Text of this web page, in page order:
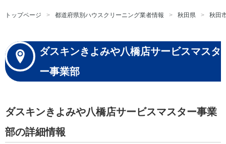
トップページ 都道府県別ハウスクリーニング業者情報 秋田県 秋田
ダスキンきよみや八橋店サービスマスタ
ー事業部
ダスキンきよみや八橋店サービスマスター事業
部の詳細情報